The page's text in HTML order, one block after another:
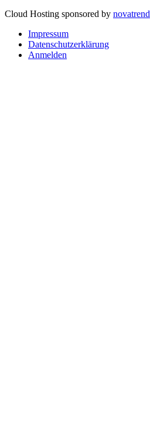
Cloud Hosting sponsored by novatrend
Impressum
Datenschutzerklärung
Anmelden